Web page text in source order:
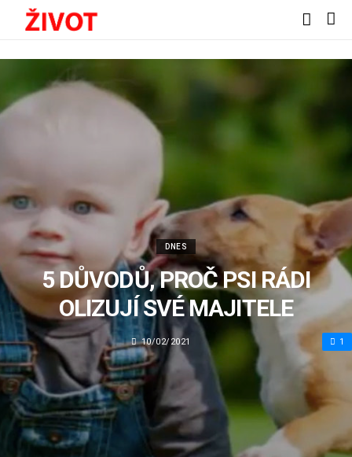
DNES
5 DŮVODŮ, PROČ PSI RÁDI
OLIZUJÍ SVÉ MAJITELE
10/02/2021 1